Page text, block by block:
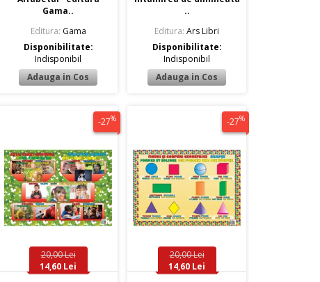
Gama..
Editura: Gama
Disponibilitate:
Indisponibil
..
Editura: Ars Libri
Disponibilitate:
Indisponibil
-27%
20,00 Lei
14,60 Lei
-27%
20,00 Lei
14,60 Lei